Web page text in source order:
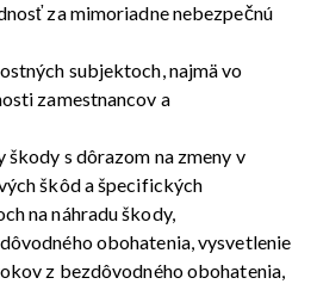
za mimoriadne nebezpečnú
subjektoch, najmä vo
zamestnancov a
škody s dôrazom na zmeny v
škôd a špecifických
na náhradu škody,
obohatenia, vysvetlenie
z bezdôvodného obohatenia,